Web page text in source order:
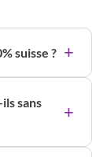
suisse ?
sans